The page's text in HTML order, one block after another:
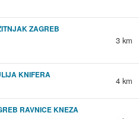
ZAGREB
3 km
KNIFERA
4 km
RAVNICE KNEZA